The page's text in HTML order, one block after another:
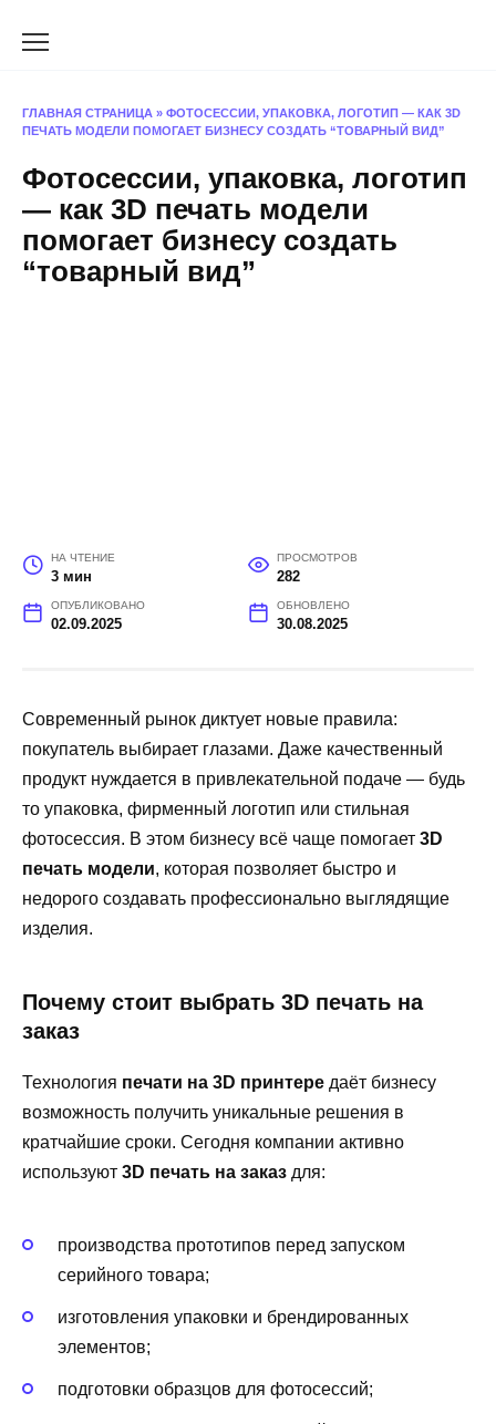
ГЛАВНАЯ СТРАНИЦА » ФОТОСЕССИИ, УПАКОВКА, ЛОГОТИП — КАК 3D
ПЕЧАТЬ МОДЕЛИ ПОМОГАЕТ БИЗНЕСУ СОЗДАТЬ “ТОВАРНЫЙ ВИД”
Фотосессии, упаковка, логотип
— как 3D печать модели
помогает бизнесу создать
“товарный вид”
НА ЧТЕНИЕ
3 мин
ПРОСМОТРОВ
282
ОПУБЛИКОВАНО
02.09.2025
ОБНОВЛЕНО
30.08.2025
Современный рынок диктует новые правила:
покупатель выбирает глазами. Даже качественный
продукт нуждается в привлекательной подаче — будь
то упаковка, фирменный логотип или стильная
фотосессия. В этом бизнесу всё чаще помогает 3D
печать модели, которая позволяет быстро и
недорого создавать профессионально выглядящие
изделия.
Почему стоит выбрать 3D печать на
заказ
Технология печати на 3D принтере даёт бизнесу
возможность получить уникальные решения в
кратчайшие сроки. Сегодня компании активно
используют 3D печать на заказ для:
производства прототипов перед запуском
серийного товара;
изготовления упаковки и брендированных
элементов;
подготовки образцов для фотосессий;